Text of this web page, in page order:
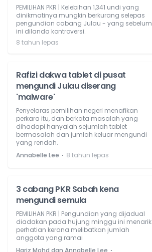
PEMILIHAN PKR | Kelebihan 1,341 undi yang
dinikmatinya mungkin berkurang selepas
pengundian cabang Julau - yang sebelum
ini dilanda kontroversi.
8 tahun lepas
Rafizi dakwa tablet di pusat
mengundi Julau diserang
'malware'
Penyelaras pemilihan negeri menafikan
perkara itu, dan berkata masalah yang
dihadapi hanyalah sejumlah tablet
bermasalah dan jumlah keluar mengundi
yang rendah.
Annabelle Lee ⋅ 8 tahun lepas
3 cabang PKR Sabah kena
mengundi semula
PEMILIHAN PKR | Pengundian yang dijadual
diadakan pada hujung minggu ini menarik
perhatian kerana melibatkan jumlah
anggota yang ramai
Hariz Mohd dan Annabelle Lee